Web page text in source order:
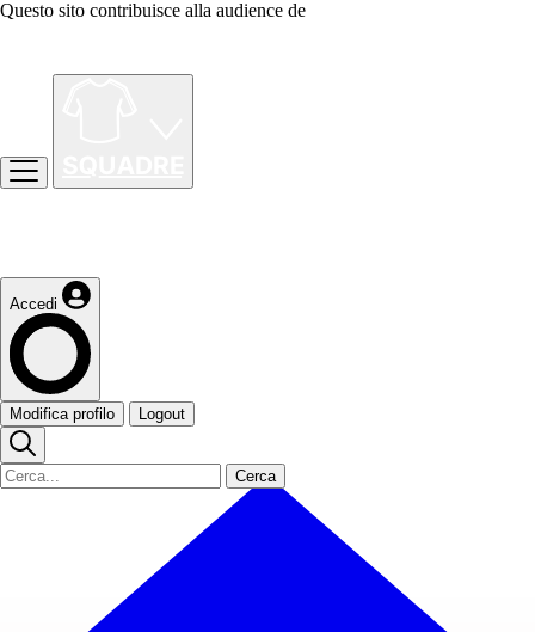
Questo sito contribuisce alla audience de
Accedi
Modifica profilo Logout
Cerca